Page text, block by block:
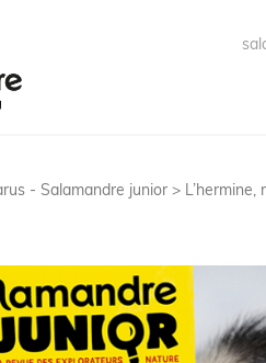
- Salamandre junior > L’hermine,